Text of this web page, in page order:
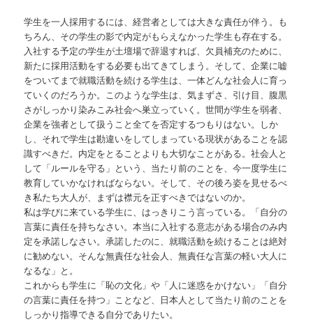
学生を一人採用するには、経営者としては大きな責任が伴う。も
ちろん、その学生の影で内定がもらえなかった学生も存在する。
入社する予定の学生が土壇場で辞退すれば、欠員補充のために、
新たに採用活動をする必要も出てきてしまう。そして、企業に嘘
をついてまで就職活動を続ける学生は、一体どんな社会人に育っ
ていくのだろうか。このような学生は、気まずさ、引け目、腹黒
さがしっかり染みこみ社会へ巣立っていく。世間が学生を弱者、
企業を強者として扱うこと全てを否定するつもりはない。しか
し、それで学生は勘違いをしてしまっている現状があることを認
識すべきだ。内定をとることよりも大切なことがある。社会人と
して「ルールを守る」という、当たり前のことを、今一度学生に
教育していかなければならない。そして、その後ろ姿を見せるべ
き私たち大人が、まずは襟元を正すべきではないのか。
私は学びに来ている学生に、はっきりこう言っている。「自分の
言葉に責任を持ちなさい。本当に入社する意志がある場合のみ内
定を承諾しなさい。承諾したのに、就職活動を続けることは絶対
に勧めない。そんな無責任な社会人、無責任な言葉の軽い大人に
なるな」と。
これからも学生に「恥の文化」や「人に迷惑をかけない」「自分
の言葉に責任を持つ」ことなど、日本人として当たり前のことを
しっかり指導できる自分でありたい。